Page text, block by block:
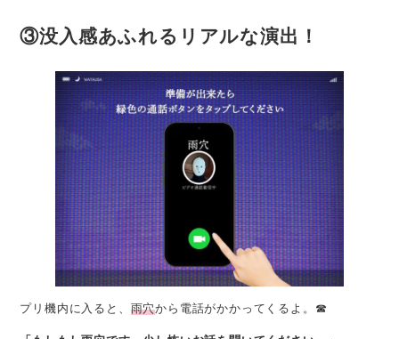
③没入感あふれるリアルな演出！
プリ機内に入ると、 雨穴から電話がかかってくるよ。☎